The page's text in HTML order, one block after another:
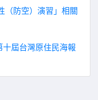
（防空）演習」相關
屆台灣原住民海報